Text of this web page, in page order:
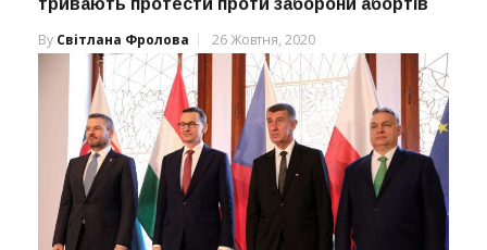
By Світлана Фролова 26 Жовтня, 2020